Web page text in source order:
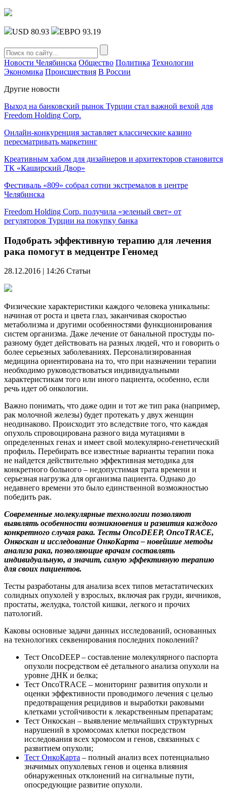
USD 80.93 ЕВРО 93.19
Новости Челябинска Общество Политика Технологии
Экономика Происшествия В России
Другие новости
Выход на банковский рынок Турции стал важной вехой для
Freedom Holding Corp.
Онлайн-конкуренция заставляет классические казино
пересматривать маркетинг
Креативным хабом для дизайнеров и архитекторов становится
ТК «Каширский Двор»
Фестиваль «809» собрал сотни экстремалов в центре
Челябинска
Freedom Holding Corp. получила «зеленый свет» от
регуляторов Турции на покупку банка
Подобрать эффективную терапию для лечения
рака помогут в медцентре Геномед
28.12.2016 | 14:26 Статьи
Физические характеристики каждого человека уникальны:
начиная от роста и цвета глаз, заканчивая скоростью
метаболизма и другими особенностями функционирования
систем организма. Даже лечение от банальной простуды по-
разному будет действовать на разных людей, что и говорить о
более серьезных заболеваниях. Персонализированная
медицина ориентирована на то, что при назначении терапии
необходимо руководствоваться индивидуальными
характеристикам того или иного пациента, особенно, если
речь идет об онкологии.
Важно понимать, что даже один и тот же тип рака (например,
рак молочной железы) будет протекать у двух женщин
неодинаково. Происходит это вследствие того, что каждая
опухоль спровоцирована разного вида мутациями в
определенных генах и имеет свой молекулярно-генетический
профиль. Перебирать все известные варианты терапии пока
не найдется действительно эффективная методика для
конкретного больного – недопустимая трата времени и
серьезная нагрузка для организма пациента. Однако до
недавнего времени это было единственной возможностью
победить рак.
Современные молекулярные технологии позволяют
выявлять особенности возникновения и развития каждого
конкретного случая рака. Тесты OncoDEEP, OncoTRACE,
Онкоскан и исследование ОнкоКарта – новейшие методы
анализа рака, позволяющие врачам составлять
индивидуальную, а значит, самую эффективную терапию
для своих пациентов.
Тесты разработаны для анализа всех типов метастатических
солидных опухолей у взрослых, включая рак груди, яичников,
простаты, желудка, толстой кишки, легкого и прочих
патологий.
Каковы основные задачи данных исследований, основанных
на технологиях секвенирования последних поколений?
Тест OncoDEEP – составление молекулярного паспорта
опухоли посредством её детального анализа опухоли на
уровне ДНК и белка;
Тест OncoTRACE – мониторинг развития опухоли и
оценки эффективности проводимого лечения с целью
предотвращения рецидивов и выработки раковыми
клетками устойчивости к лекарственным препаратам;
Тест Онкоскан – выявление мельчайших структурных
нарушений в хромосомах клетки посредством
исследования всех хромосом и генов, связанных с
развитием опухоли;
Тест ОнкоКарта – полный анализ всех потенциально
значимых опухолевых генов и оценка влияния
обнаруженных отклонений на сигнальные пути,
опосредующие развитие опухоли.